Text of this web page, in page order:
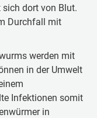
dort von Blut.
Durchfall mit
werden mit
in der Umwelt
Infektionen somit
in